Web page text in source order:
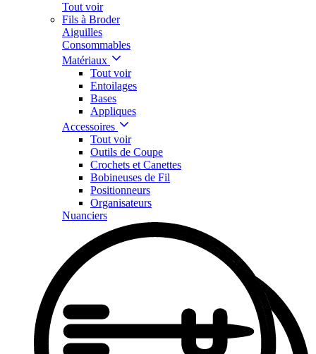
Tout voir
Fils à Broder
Aiguilles
Consommables
Matériaux
Tout voir
Entoilages
Bases
Appliques
Accessoires
Tout voir
Outils de Coupe
Crochets et Canettes
Bobineuses de Fil
Positionneurs
Organisateurs
Nuanciers